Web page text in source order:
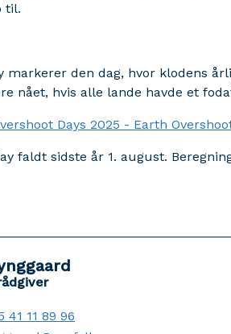
til.
markerer den dag, hvor klodens
nået, hvis alle lande havde et
Days 2025 - Earth
faldt sidste år 1. august.
41 11 89 96